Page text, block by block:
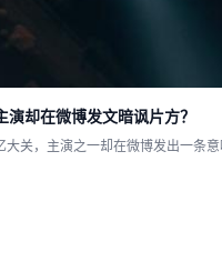
却在微博发文暗讽片方？
关，主演之一却在微博发出一条